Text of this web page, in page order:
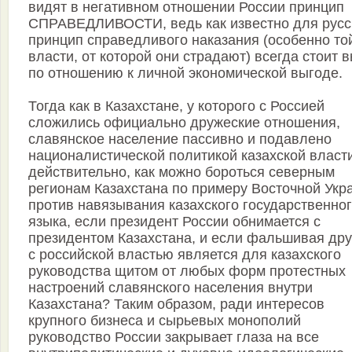
видят в негативном отношении России принцип
СПРАВЕДЛИВОСТИ, ведь как известно для
принцип справедливого наказания (особенно
власти, от которой они страдают) всегда стоит
по отношению к личной экономической выгоде.
Тогда как в Казахстане, у которого с Россией
сложились официально дружеские отношения,
славянское население пассивно и подавлено
националистической политикой казахской
действительно, как можно бороться северным
регионам Казахстана по примеру Восточной
против навязывания казахского
языка, если президент России обнимается с
президентом Казахстана, и если фальшивая
с российской властью является для казахского
руководства щитом от любых форм протестных
настроений славянского населения внутри
Казахстана? Таким образом, ради интересов
крупного бизнеса и сырьевых монополий
руководство России закрывает глаза на все